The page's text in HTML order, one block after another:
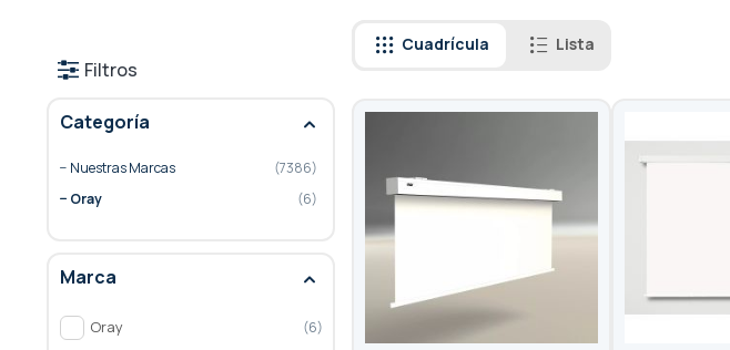
Cuadrícula Lista
Filtros
Categoría
Nuestras Marcas
7386
Oray
6
Marca
Oray 6